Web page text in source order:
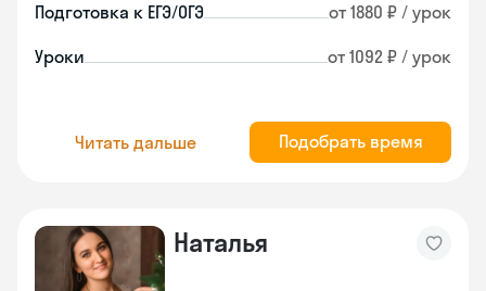
Подготовка к ЕГЭ/ОГЭ от 1880 ₽ / урок
Уроки от 1092 ₽ / урок
Читать дальше Подобрать время
Наталья